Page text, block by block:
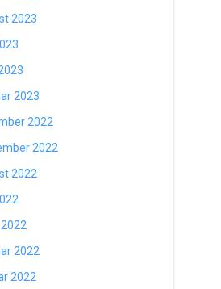
2023
2023
2022
2022
2022
2022
2022